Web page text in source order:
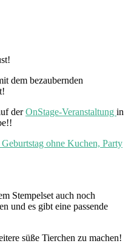
dem bezaubernden
derOnStage-Veranstaltung in
Stempelset auch noch
und es gibt eine passende
süße Tierchen zu machen!